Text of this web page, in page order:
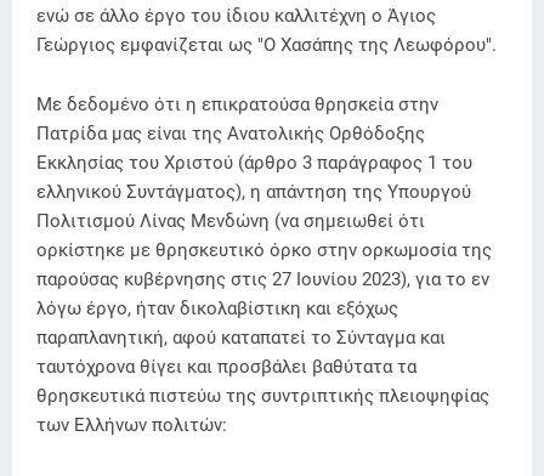
ενώ σε άλλο έργο του ίδιου καλλιτέχνη ο Άγιος
Γεώργιος εμφανίζεται ως "O Χασάπης της Λεωφόρου".
Με δεδομένο ότι η επικρατούσα θρησκεία στην
Πατρίδα μας είναι της Ανατολικής Ορθόδοξης
Εκκλησίας του Χριστού (άρθρο 3 παράγραφος 1 του
ελληνικού Συντάγματος), η απάντηση της Υπουργού
Πολιτισμού Λίνας Μενδώνη (να σημειωθεί ότι
ορκίστηκε με θρησκευτικό όρκο στην ορκωμοσία της
παρούσας κυβέρνησης στις 27 Ιουνίου 2023), για το εν
λόγω έργο, ήταν δικολαβίστικη και εξόχως
παραπλανητική, αφού καταπατεί το Σύνταγμα και
ταυτόχρονα θίγει και προσβάλει βαθύτατα τα
θρησκευτικά πιστεύω της συντριπτικής πλειοψηφίας
των Ελλήνων πολιτών: